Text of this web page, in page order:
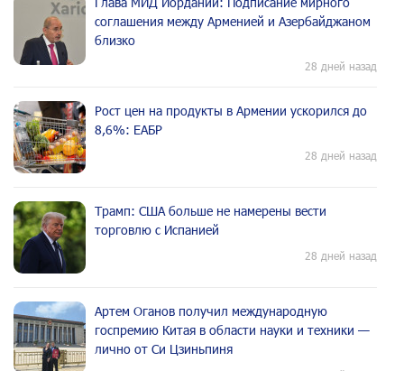
соглашения между Арменией и Азербайджаном
близко
28 дней назад
Рост цен на продукты в Армении ускорился до
8,6%: ЕАБР
28 дней назад
Трамп: США больше не намерены вести
торговлю с Испанией
28 дней назад
Артем Оганов получил международную
госпремию Китая в области науки и техники —
лично от Си Цзиньпиня